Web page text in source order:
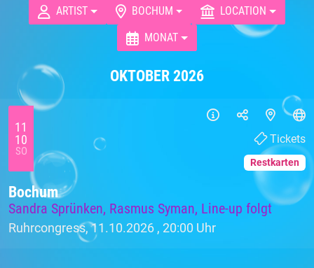
ARTIST BOCHUM
LOCATION
MONAT
OKTOBER 2026
11
10
SO
Bochum
Sandra Sprünken, Rasmus Syman, Line-up folgt
Ruhrcongress, 11.10.2026 , 20:00 Uhr
Tickets
Restkarten